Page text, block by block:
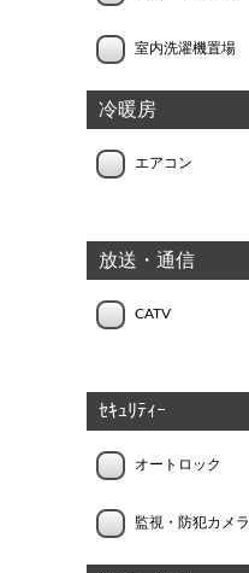
室内洗濯機置場
冷暖房
エアコン
放送・通信
CATV
ｾｷｭﾘﾃｨｰ
オートロック
監視・防犯カメラ